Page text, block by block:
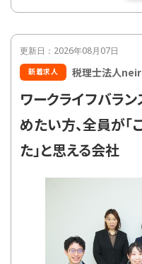
──この
「簿記を
いた時
からでも
──実際
「決算
て、“仕
やすく
のが心強
更新日：2026年08月07日
新着求人 税理士法人
ワークライフバラ
めたい方、全員が
た」と思える会社